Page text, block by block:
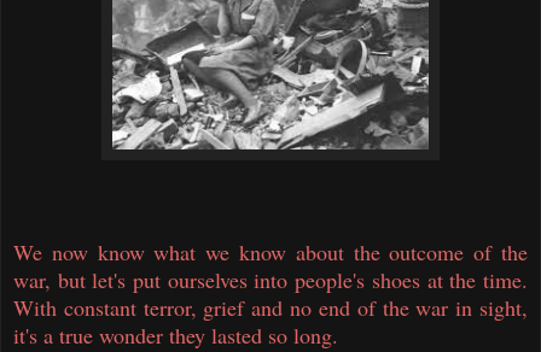
We now know what we know about the outcome of the
war, but let's put ourselves into people's shoes at the time.
With constant terror, grief and no end of the war in sight,
it's a true wonder they lasted so long.